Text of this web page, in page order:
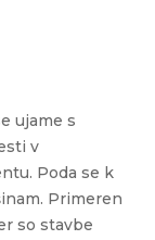
ujame s
v
Poda se k
Primeren
so stavbe